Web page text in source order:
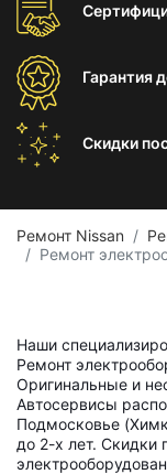
Гарантия
Скидки
Ремонт Nissan
Ремонт
Наши
Ремонт
Оригинальные и
Автосервисы
Подмосковье
до 2-х лет. Скидки